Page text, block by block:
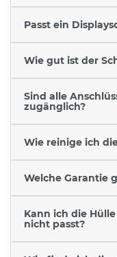
Passt ein
Wie gut ist der
Sind alle
zugänglich?
Wie reinige ich
Welche Garantie
Kann ich die
nicht passt?